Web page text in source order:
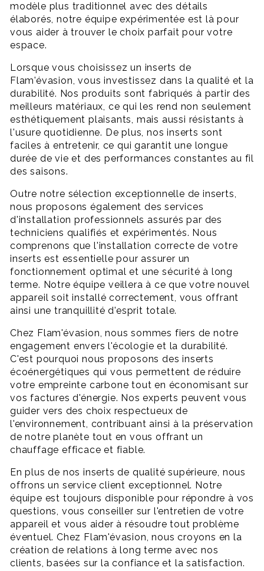
modèle plus traditionnel avec des détails
élaborés, notre équipe expérimentée est là pour
vous aider à trouver le choix parfait pour votre
espace.
Lorsque vous choisissez un inserts de
Flam'évasion, vous investissez dans la qualité et la
durabilité. Nos produits sont fabriqués à partir des
meilleurs matériaux, ce qui les rend non seulement
esthétiquement plaisants, mais aussi résistants à
l'usure quotidienne. De plus, nos inserts sont
faciles à entretenir, ce qui garantit une longue
durée de vie et des performances constantes au fil
des saisons.
Outre notre sélection exceptionnelle de inserts,
nous proposons également des services
d'installation professionnels assurés par des
techniciens qualifiés et expérimentés. Nous
comprenons que l'installation correcte de votre
inserts est essentielle pour assurer un
fonctionnement optimal et une sécurité à long
terme. Notre équipe veillera à ce que votre nouvel
appareil soit installé correctement, vous offrant
ainsi une tranquillité d'esprit totale.
Chez Flam'évasion, nous sommes fiers de notre
engagement envers l'écologie et la durabilité.
C'est pourquoi nous proposons des inserts
écoénergétiques qui vous permettent de réduire
votre empreinte carbone tout en économisant sur
vos factures d'énergie. Nos experts peuvent vous
guider vers des choix respectueux de
l'environnement, contribuant ainsi à la préservation
de notre planète tout en vous offrant un
chauffage efficace et fiable.
En plus de nos inserts de qualité supérieure, nous
offrons un service client exceptionnel. Notre
équipe est toujours disponible pour répondre à vos
questions, vous conseiller sur l'entretien de votre
appareil et vous aider à résoudre tout problème
éventuel. Chez Flam'évasion, nous croyons en la
création de relations à long terme avec nos
clients, basées sur la confiance et la satisfaction.